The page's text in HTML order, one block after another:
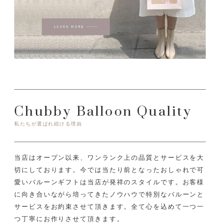
Chubby Balloon Quality
私たちが選ばれ続ける理由
当店はオープン以来、ワンランク上の品質とサービスを大
切にしております。今では当たり前となったおしゃれで可
愛いバルーンギフトは当店が発祥のスタイルです。 お客様
に向き合いながら培ってきたノウハウで特別なバルーンと
サービスをお約束させて頂きます。全て心を込めて一つ一
つ丁寧にお作りさせて頂きます。